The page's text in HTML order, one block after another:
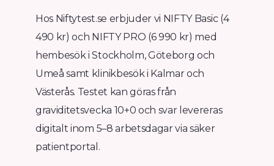
Hos Niftytest.se erbjuder vi NIFTY Basic (4
490 kr) och NIFTY PRO (6 990 kr) med
hembesök i Stockholm, Göteborg och
Umeå samt klinikbesök i Kalmar och
Västerås. Testet kan göras från
graviditetsvecka 10+0 och svar levereras
digitalt inom 5–8 arbetsdagar via säker
patientportal.